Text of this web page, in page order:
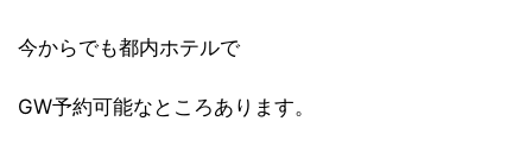
今からでも都内ホテルで
GW予約可能なところあります。